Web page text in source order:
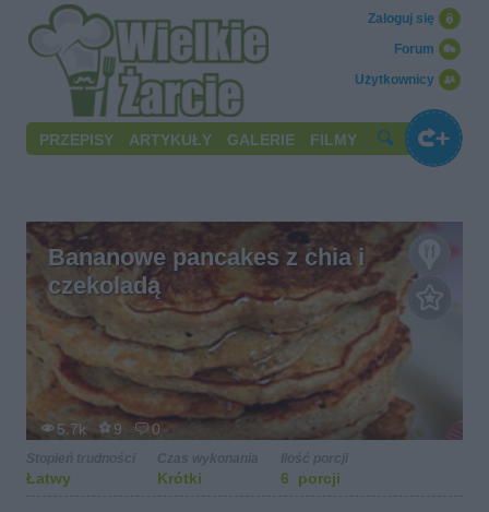
Użytkownicy
Forum
Zaloguj się
PRZEPISY ARTYKUŁY GALERIE FILMY
Bananowe pancakes z chia i
czekoladą
5.7k 9 0
Łatwy Krótki 6 porcji